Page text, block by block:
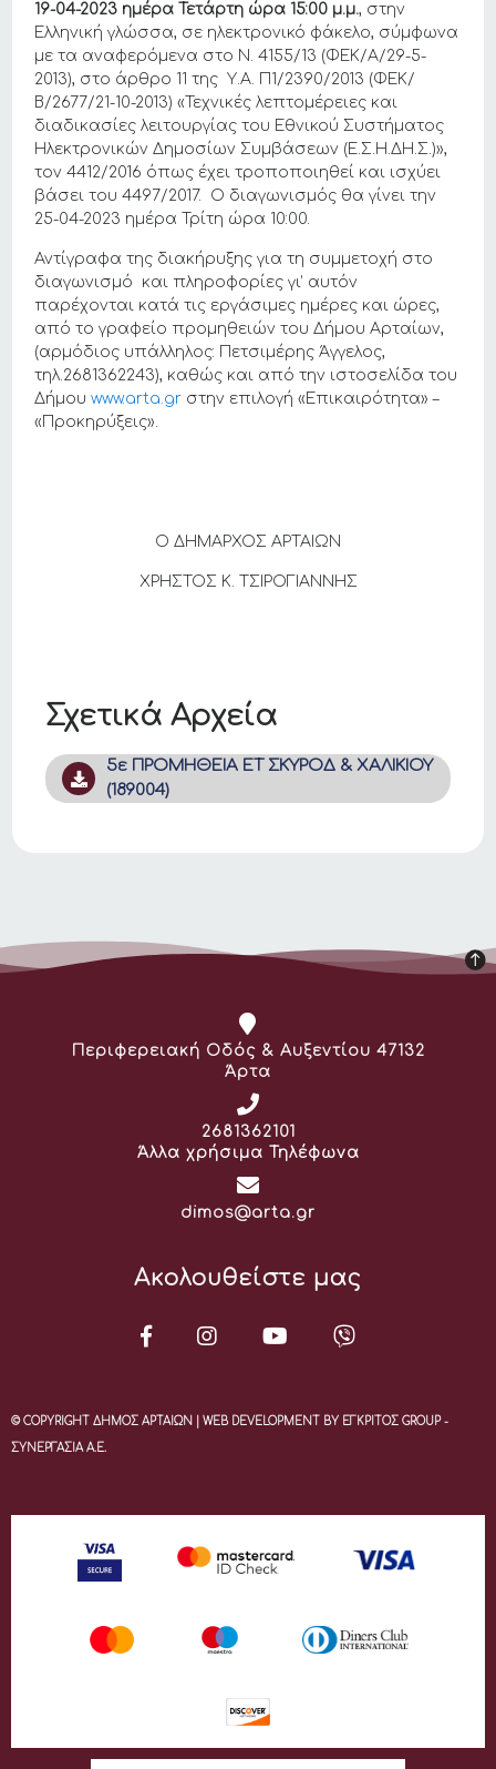
Σχετικά Αρχεία
5ε ΠΡΟΜΗΘΕΙΑ ΕΤ ΣΚΥΡΟΔ & ΧΑΛΙΚΙΟΥ
(189004)
19-04-2023 ημέρα Τετάρτη ώρα 15:00 μ.μ., στην
Ελληνική γλώσσα, σε ηλεκτρονικό φάκελο, σύμφωνα
με τα αναφερόμενα στο Ν. 4155/13 (ΦΕΚ/Α/29-5-
2013), στο άρθρο 11 της Υ.Α. Π1/2390/2013 (ΦΕΚ/
Β/2677/21-10-2013) «Τεχνικές λεπτομέρειες και
διαδικασίες λειτουργίας του Εθνικού Συστήματος
Ηλεκτρονικών Δημοσίων Συμβάσεων (Ε.Σ.Η.ΔΗ.Σ.)»,
τον 4412/2016 όπως έχει τροποποιηθεί και ισχύει
βάσει του 4497/2017. Ο διαγωνισμός θα γίνει την
25-04-2023 ημέρα Τρίτη ώρα 10:00.
Αντίγραφα της διακήρυξης για τη συμμετοχή στο
διαγωνισμό και πληροφορίες γι’ αυτόν
παρέχονται κατά τις εργάσιμες ημέρες και ώρες,
από το γραφείο προμηθειών του Δήμου Αρταίων,
(αρμόδιος υπάλληλος: Πετσιμέρης Άγγελος,
τηλ.2681362243), καθώς και από την ιστοσελίδα του
Δήμουwww.arta.gr στην επιλογή «Επικαιρότητα» –
«Προκηρύξεις».
Ο ΔΗΜΑΡΧΟΣ ΑΡΤΑΙΩΝ
ΧΡΗΣΤΟΣ Κ. ΤΣΙΡΟΓΙΑΝΝΗΣ
Διεύθυνση:
Περιφερειακή Οδός & Αυξεντίου 47132
Άρτα
Τηλέφωνο:
2681362101
Άλλα χρήσιμα Τηλέφωνα
Email:
dimos@arta.gr
Ακολουθείστε μας
© COPYRIGHT ΔΗΜΟΣ ΑΡΤΑΙΩΝ | WEB DEVELOPMENT BY ΕΓΚΡΙΤΟΣ GROUP -
ΣΥΝΕΡΓΑΣΙΑ Α.Ε.